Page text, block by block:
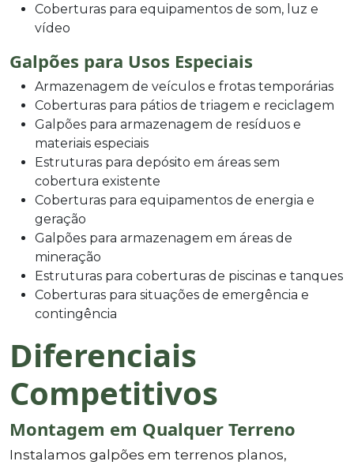
Coberturas para equipamentos de som, luz e
vídeo
Galpões para Usos Especiais
Armazenagem de veículos e frotas temporárias
Coberturas para pátios de triagem e reciclagem
Galpões para armazenagem de resíduos e
materiais especiais
Estruturas para depósito em áreas sem
cobertura existente
Coberturas para equipamentos de energia e
geração
Galpões para armazenagem em áreas de
mineração
Estruturas para coberturas de piscinas e tanques
Coberturas para situações de emergência e
contingência
Diferenciais
Competitivos
Montagem em Qualquer Terreno
Instalamos galpões em terrenos planos,